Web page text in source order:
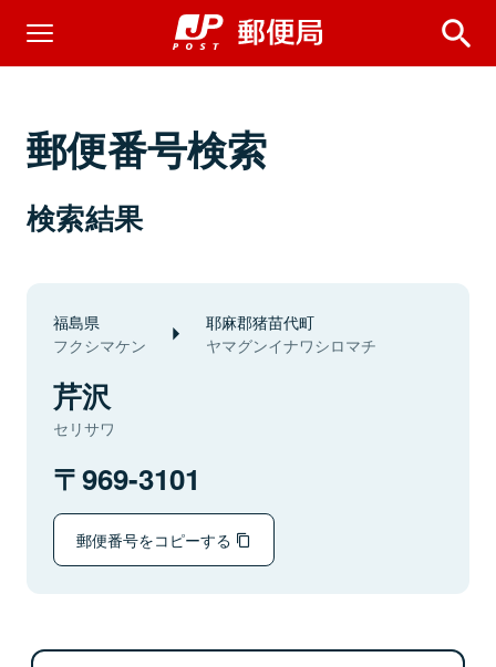
郵便番号検索
検索結果
福島県
フクシマケン
耶麻郡猪苗代町
ヤマグンイナワシロマチ
芹沢
セリサワ
969-3101
郵便番号をコピーする